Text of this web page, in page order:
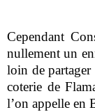
Cependant
nullement un
loin de partager
coterie de
l’on appelle en